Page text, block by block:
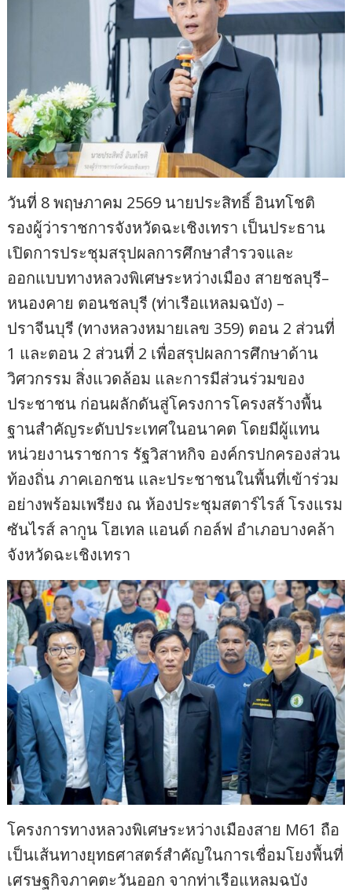
วันที่ 8 พฤษภาคม 2569 นายประสิทธิ์ อินทโชติ
รองผู้ว่าราชการจังหวัดฉะเชิงเทรา เป็นประธาน
เปิดการประชุมสรุปผลการศึกษาสำรวจและ
ออกแบบทางหลวงพิเศษระหว่างเมือง สายชลบุรี–
หนองคาย ตอนชลบุรี (ท่าเรือแหลมฉบัง) –
ปราจีนบุรี (ทางหลวงหมายเลข 359) ตอน 2 ส่วนที่
1 และตอน 2 ส่วนที่ 2 เพื่อสรุปผลการศึกษาด้าน
วิศวกรรม สิ่งแวดล้อม และการมีส่วนร่วมของ
ประชาชน ก่อนผลักดันสู่โครงการโครงสร้างพื้น
ฐานสำคัญระดับประเทศในอนาคต โดยมีผู้แทน
หน่วยงานราชการ รัฐวิสาหกิจ องค์กรปกครองส่วน
ท้องถิ่น ภาคเอกชน และประชาชนในพื้นที่เข้าร่วม
อย่างพร้อมเพรียง ณ ห้องประชุมสตาร์ไรส์ โรงแรม
ซันไรส์ ลากูน โฮเทล แอนด์ กอล์ฟ อำเภอบางคล้า
จังหวัดฉะเชิงเทรา
โครงการทางหลวงพิเศษระหว่างเมืองสาย M61 ถือ
เป็นเส้นทางยุทธศาสตร์สำคัญในการเชื่อมโยงพื้นที่
เศรษฐกิจภาคตะวันออก จากท่าเรือแหลมฉบัง